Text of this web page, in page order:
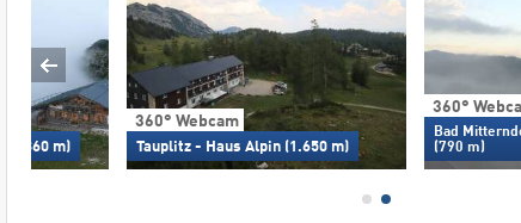
m)
360° Webcam
Tauplitz - Haus Alpin (1.650 m)
360°
Bad
(790 m)